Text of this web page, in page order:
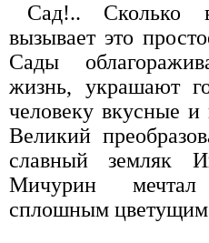
Сад!.. Сколько
вызывает это
Сады
жизнь, украшают
человеку вкусные и
Великий
славный земляк
Мичурин
сплошным цветущим